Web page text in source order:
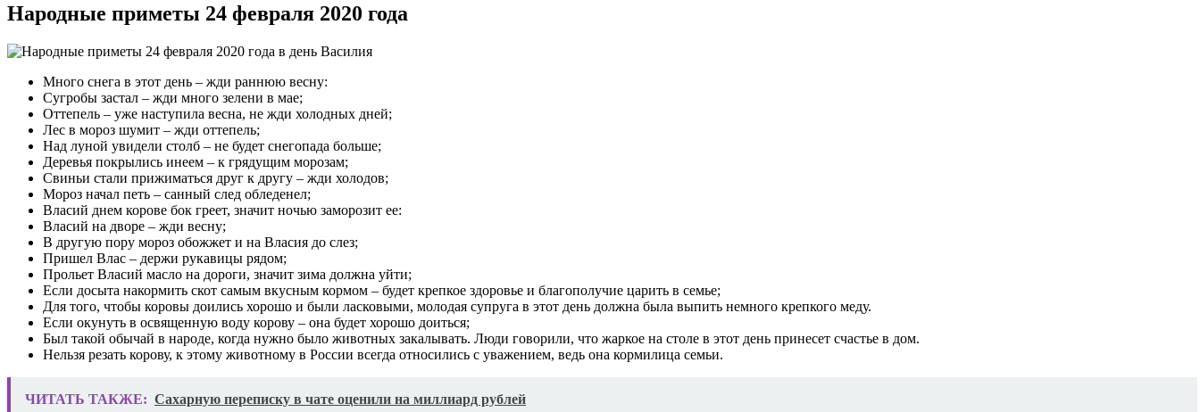
Народные приметы 24 февраля 2020 года
Много снега в этот день – жди раннюю весну:
Сугробы застал – жди много зелени в мае;
Оттепель – уже наступила весна, не жди холодных дней;
Лес в мороз шумит – жди оттепель;
Над луной увидели столб – не будет снегопада больше;
Деревья покрылись инеем – к грядущим морозам;
Свиньи стали прижиматься друг к другу – жди холодов;
Мороз начал петь – санный след обледенел;
Власий днем корове бок греет, значит ночью заморозит ее:
Власий на дворе – жди весну;
В другую пору мороз обожжет и на Власия до слез;
Пришел Влас – держи рукавицы рядом;
Прольет Власий масло на дороги, значит зима должна уйти;
Если досыта накормить скот самым вкусным кормом – будет крепкое здоровье и благополучие царить в семье;
Для того, чтобы коровы доились хорошо и были ласковыми, молодая супруга в этот день должна была выпить немного крепкого меду.
Если окунуть в освященную воду корову – она будет хорошо доиться;
Был такой обычай в народе, когда нужно было животных закалывать. Люди говорили, что жаркое на столе в этот день принесет счастье в дом.
Нельзя резать корову, к этому животному в России всегда относились с уважением, ведь она кормилица семьи.
ЧИТАТЬ ТАКЖЕ: Сахарную переписку в чате оценили на миллиард рублей